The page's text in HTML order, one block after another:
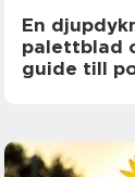
En
palettblad
guide till